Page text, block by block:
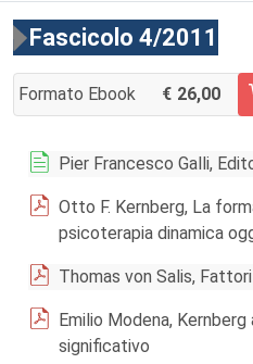
Fascicolo 4/2011
Formato Ebook 26,00
AGGIUNGI AL CARRELLO
Pier Francesco Galli,
Otto F. Kernberg, La
psicoterapia dinamica
Thomas von Salis,
Emilio Modena,
significativo